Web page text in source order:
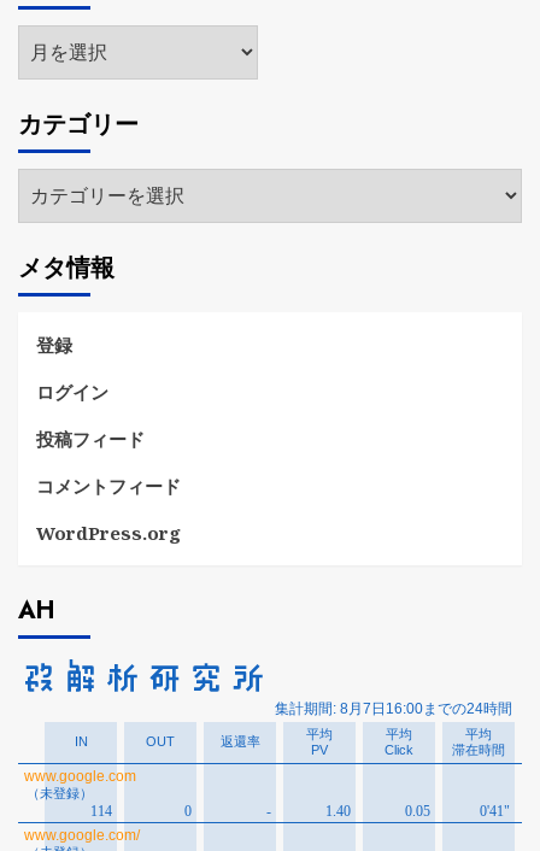
ア
ー
イ
ブ
カテゴリー
テ
リ
ー
メタ情報
登録
ログイン
投稿フィード
コメントフィード
WordPress.org
AH